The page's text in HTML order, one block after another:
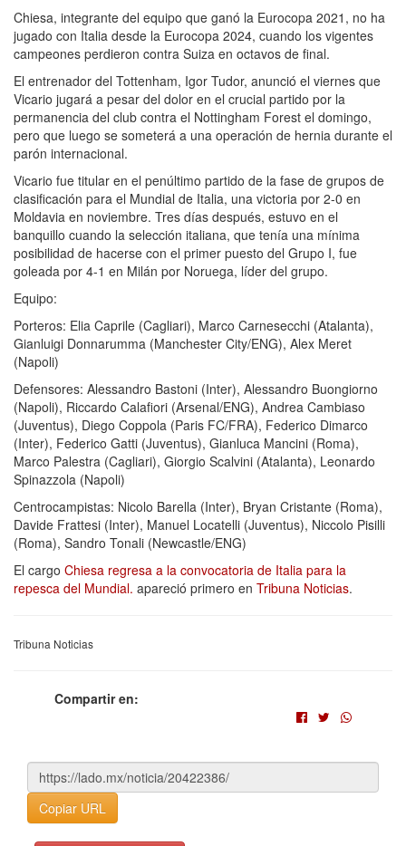
Chiesa, integrante del equipo que ganó la Eurocopa 2021, no ha
jugado con Italia desde la Eurocopa 2024, cuando los vigentes
campeones perdieron contra Suiza en octavos de final.
El entrenador del Tottenham, Igor Tudor, anunció el viernes que
Vicario jugará a pesar del dolor en el crucial partido por la
permanencia del club contra el Nottingham Forest el domingo,
pero que luego se someterá a una operación de hernia durante el
parón internacional.
Vicario fue titular en el penúltimo partido de la fase de grupos de
clasificación para el Mundial de Italia, una victoria por 2-0 en
Moldavia en noviembre. Tres días después, estuvo en el
banquillo cuando la selección italiana, que tenía una mínima
posibilidad de hacerse con el primer puesto del Grupo I, fue
goleada por 4-1 en Milán por Noruega, líder del grupo.
Equipo:
Porteros: Elia Caprile (Cagliari), Marco Carnesecchi (Atalanta),
Gianluigi Donnarumma (Manchester City/ENG), Alex Meret
(Napoli)
Defensores: Alessandro Bastoni (Inter), Alessandro Buongiorno
(Napoli), Riccardo Calafiori (Arsenal/ENG), Andrea Cambiaso
(Juventus), Diego Coppola (Paris FC/FRA), Federico Dimarco
(Inter), Federico Gatti (Juventus), Gianluca Mancini (Roma),
Marco Palestra (Cagliari), Giorgio Scalvini (Atalanta), Leonardo
Spinazzola (Napoli)
Centrocampistas: Nicolo Barella (Inter), Bryan Cristante (Roma),
Davide Frattesi (Inter), Manuel Locatelli (Juventus), Niccolo Pisilli
(Roma), Sandro Tonali (Newcastle/ENG)
El cargo Chiesa regresa a la convocatoria de Italia para la
repesca del Mundial. apareció primero en Tribuna Noticias.
Tribuna Noticias
Compartir en:
Copiar URL